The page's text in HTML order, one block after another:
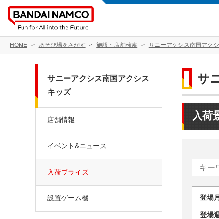
HOME あそび場をさがす 施設・店舗検索 サニーアクシス南国アク
サ
入荷
登
登
サニーアクシス南国アクシス
キッズ
店舗情報
イベント&ニュース
入荷プライズ
設置ゲーム機